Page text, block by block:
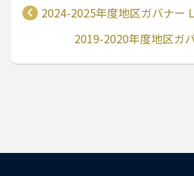
2024-2025年度地区ガバナー
2019-2020年度地区ガ